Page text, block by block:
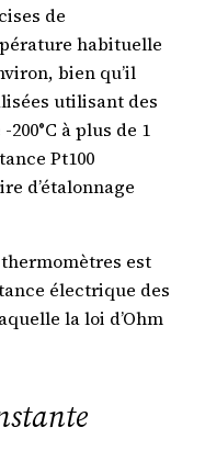
de
habituelle
bien qu’il
utilisant des
à plus de 1
Pt100
d’étalonnage
est
électrique des
la loi d’Ohm